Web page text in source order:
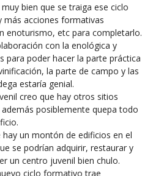
bien que se traiga ese ciclo
más acciones formativas
enoturismo, etc para completarlo.
con la enológica y
para poder hacer la parte práctica
la parte de campo y las
estaría genial.
creo que hay otros sitios
posiblemente quepa todo
hay un montón de edificios en el
se podrían adquirir, restaurar y
un centro juvenil bien chulo.
ciclo formativo trae